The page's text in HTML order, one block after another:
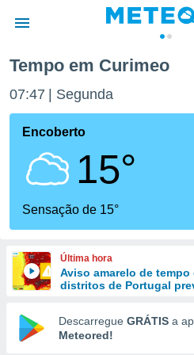
da
foi
fornecidas
a este
das
e
forma
digital
Tempo em Curimeo
07:47 Segunda
Encoberto
15°
Sensação de 15°
Última hora
Aviso amarelo de
distritos de Portugal
Descarregue GRÁTIS a
Meteored!